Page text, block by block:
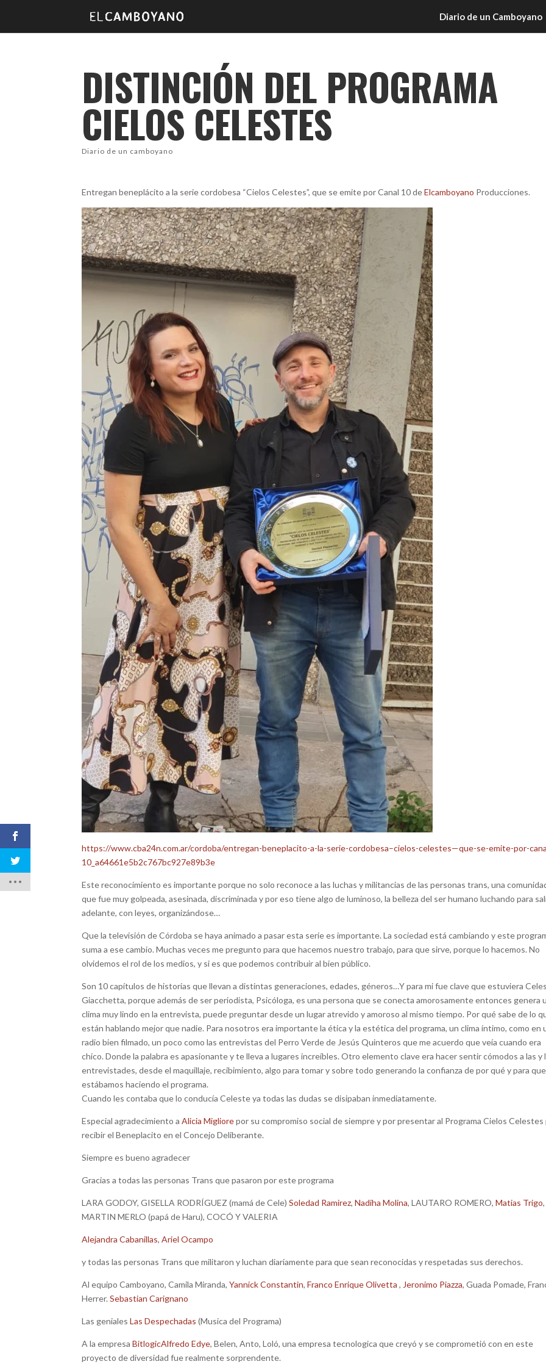
Diario de un Camboyano
DISTINCIÓN DEL PROGRAMA
CIELOS CELESTES
Diario de un camboyano
Entregan beneplácito a la serie cordobesa “Cielos Celestes”, que se emite por Canal 10 deElcamboyano Producciones.
facebook Twitter
https://www.cba24n.com.ar/cordoba/entregan-beneplacito-a-la-serie-cordobesa–cielos-celestes—que-se-emite-por-
10_a64661e5b2c767bc927e89b3e
Este reconocimiento es importante porque no solo reconoce a las luchas y militancias de las personas trans, una
que fue muy golpeada, asesinada, discriminada y por eso tiene algo de luminoso, la belleza del ser humano luchando para
adelante, con leyes, organizándose…
Que la televisión de Córdoba se haya animado a pasar esta serie es importante. La sociedad está cambiando y este
suma a ese cambio. Muchas veces me pregunto para que hacemos nuestro trabajo, para que sirve, porque lo hacemos. No
olvidemos el rol de los medios, y si es que podemos contribuir al bien público.
Son 10 capítulos de historias que llevan a distintas generaciones, edades, géneros…Y para mi fue clave que estuviera
Giacchetta, porque además de ser periodista, Psicóloga, es una persona que se conecta amorosamente entonces genera
clima muy lindo en la entrevista, puede preguntar desde un lugar atrevido y amoroso al mismo tiempo. Por qué sabe de lo
están hablando mejor que nadie. Para nosotros era importante la ética y la estética del programa, un clima íntimo, como en
radio bien filmado, un poco como las entrevistas del Perro Verde de Jesús Quinteros que me acuerdo que veía cuando era
chico. Donde la palabra es apasionante y te lleva a lugares increíbles. Otro elemento clave era hacer sentir cómodos a las y
entrevistades, desde el maquillaje, recibimiento, algo para tomar y sobre todo generando la confianza de por qué y para
estábamos haciendo el programa.
Cuando les contaba que lo conducía Celeste ya todas las dudas se disipaban inmediatamente.
Especial agradecimiento aAlicia Migliorepor su compromiso social de siempre y por presentar al Programa Cielos Celestes
recibir el Beneplacito en el Concejo Deliberante.
Siempre es bueno agradecer
Gracias a todas las personas Trans que pasaron por este programa
LARA GODOY, GISELLA RODRÍGUEZ (mamá de Cele)Soledad Ramirez,Nadiha Molina, LAUTARO ROMERO,Matias Trigo,
MARTIN MERLO (papá de Haru), COCÓ Y VALERIA
Alejandra Cabanillas,Ariel Ocampo
y todas las personas Trans que militaron y luchan diariamente para que sean reconocidas y respetadas sus derechos.
Al equipo Camboyano, Camila Miranda,Yannick Constantin,Franco Enrique Olivetta , Jeronimo Piazza, Guada Pomade,
Herrer.Sebastian Carignano
Las genialesLas Despechadas (Musica del Programa)
A la empresaBitlogicAlfredo Edye, Belen, Anto, Loló, una empresa tecnologica que creyó y se comprometió con en este
proyecto de diversidad fue realmente sorprendente.